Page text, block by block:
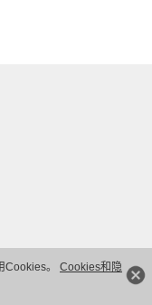
Cookies。 Cookies和隐